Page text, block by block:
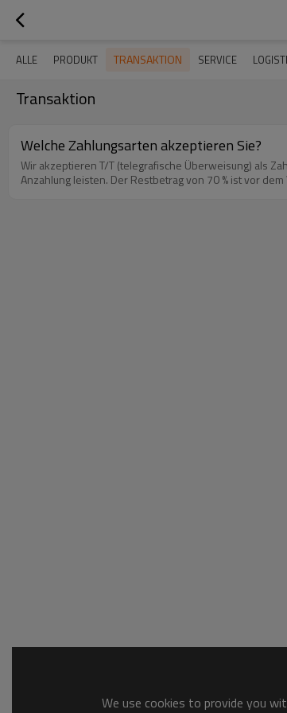
ALLE PRODUKT TRANSAKTION SERVICE
Transaktion
Welche Zahlungsarten akzeptieren Sie?
Wir akzeptieren T/T (telegrafische Überweisung) als
Anzahlung leisten. Der Restbetrag von 70 % ist vor
We use cookies to provide you